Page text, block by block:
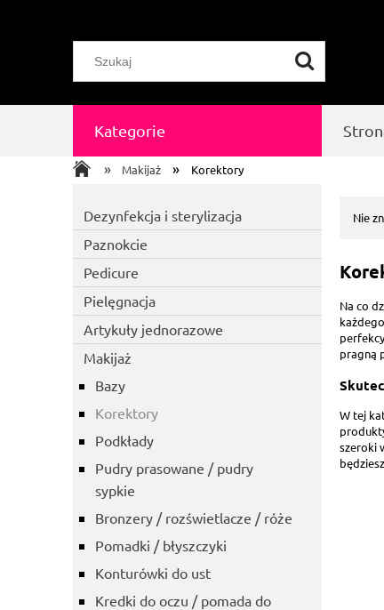
Kategorie
» Makijaż » Korektory
Dezynfekcja i sterylizacja
Paznokcie
Pedicure
Pielęgnacja
Artykuły jednorazowe
Makijaż
Bazy
Korektory
Podkłady
Pudry prasowane / pudry
sypkie
Bronzery / rozświetlacze / róże
Pomadki / błyszczyki
Konturówki do ust
Kredki do oczu / pomada do
Nie
Na co
pragną
W tej
szeroki